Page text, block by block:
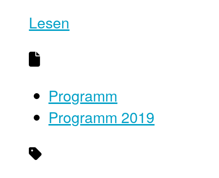
Lesen
Programm
Programm 2019